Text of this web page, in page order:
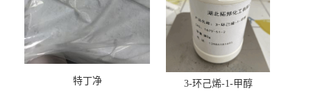
特丁净 3-环己烯-1-甲醇